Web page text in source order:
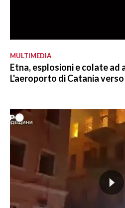
MULTIMEDIA
Etna, esplosioni e colate ad
L'aeroporto di Catania